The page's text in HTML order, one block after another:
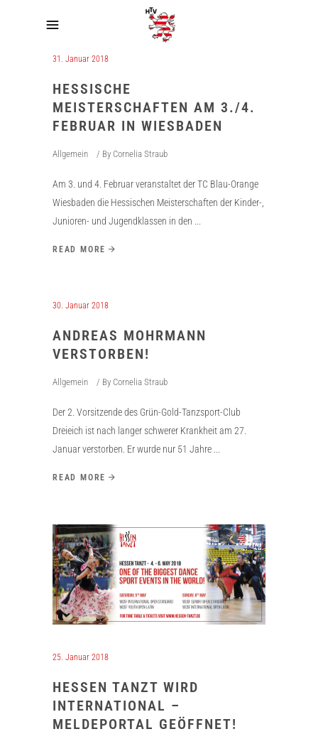
31. Januar 2018
HESSISCHE
MEISTERSCHAFTEN AM 3./4.
FEBRUAR IN WIESBADEN
Allgemein By Cornelia Straub
Am 3. und 4. Februar veranstaltet der TC Blau-Orange
Wiesbaden die Hessischen Meisterschaften der Kinder-,
Junioren- und Jugendklassen in den
READ MORE
30. Januar 2018
ANDREAS MOHRMANN
VERSTORBEN!
Allgemein By Cornelia Straub
Der 2. Vorsitzende des Grün-Gold-Tanzsport-Club
Dreieich ist nach langer schwerer Krankheit am 27.
Januar verstorben. Er wurde nur 51 Jahre
READ MORE
25. Januar 2018
HESSEN TANZT WIRD
INTERNATIONAL –
MELDEPORTAL GEÖFFNET!